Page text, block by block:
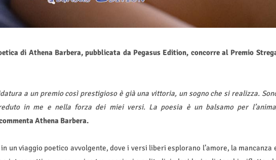
di Athena Barbera, pubblicata da Pegasus Edition, concorre al Premio
a un premio così prestigioso è già una vittoria, un sogno che si realizza.
in me e nella forza dei miei versi. La poesia è un balsamo per
Athena Barbera.
un viaggio poetico avvolgente, dove i versi liberi esplorano l’amore, la mancanza